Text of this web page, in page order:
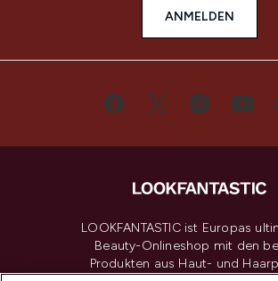
ANMELDEN
LOOKFANTASTIC ist Europas
Beauty-Onlineshop mit den
Produkten aus Haut- und